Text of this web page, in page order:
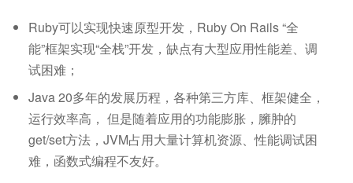
Ruby可以实现快速原型开发，Ruby On Rails “全
能”框架实现“全栈”开发，缺点有大型应用性能差、调
试困难；
Java 20多年的发展历程，各种第三方库、框架健全，
运行效率高， 但是随着应用的功能膨胀，臃肿的
get/set方法，JVM占用大量计算机资源、性能调试困
难，函数式编程不友好。